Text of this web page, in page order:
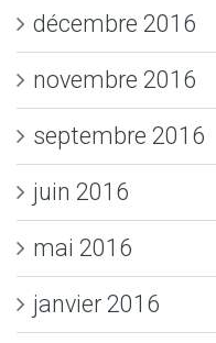
décembre 2016
novembre 2016
septembre 2016
juin 2016
mai 2016
janvier 2016